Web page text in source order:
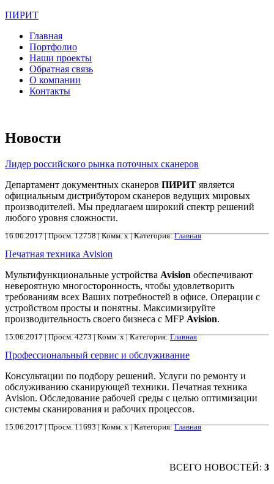
ПИРИТ
Главная
Портфолио
Наши проекты
Обратная связь
О компании
Контакты
Новости
Лидер российского рынка поточных сканеров
Департамент документных сканеров ПИРИТ является
официальным дистрибутором сканеров ведущих мировых
производителей. Мы предлагаем широкий спектр решений
любого уровня сложности.
16.06.2017 | Просм. 12758 | Комм. x | Категория:Главная
Печатная техника Avision
Мультифункциональные устройства Avision обеспечивают
невероятную многосторонность, чтобы удовлетворить
требованиям всех Ваших потребностей в офисе. Операции с
устройством просты и понятны. Максимизируйте
производительность своего бизнеса с MFP Avision.
15.06.2017 | Просм. 4273 | Комм. x | Категория:Главная
Профессиональный сервис и обслуживание
Консультации по подбору решений. Услуги по ремонту и
обслуживанию сканирующей техники. Печатная техника
Avision. Обследование рабочей среды с целью оптимизации
системы сканирования и рабочих процессов.
15.06.2017 | Просм. 11693 | Комм. x | Категория:Главная
ВСЕГО НОВОСТЕЙ: 3